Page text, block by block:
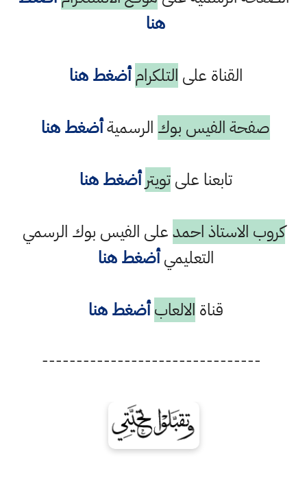
هنا
القناة على التلكرام أضغط هنا
صفحة الفيس بوك الرسميةأضغط هنا
تابعنا علىتويتر أضغط هنا
كروب الاستاذ احمدعلى الفيس بوك الرسمي
التعليميأضغط هنا
قناة الالعاب أضغط هنا
--------------------------------